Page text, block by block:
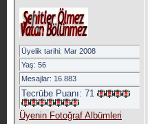
Üyelik tarihi: Mar 2008
Yaş: 56
Mesajlar: 16.883
Tecrübe Puanı: 71
Üyenin Fotoğraf Albümleri